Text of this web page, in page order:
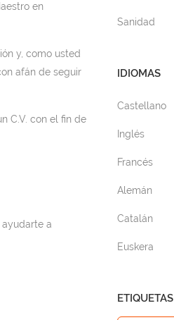
en
y, como usted
afán de seguir
C.V. con el fin de
a
Sanidad
IDIOMAS
Castellano
Inglés
Francés
Alemán
Catalán
Euskera
ETIQUETAS